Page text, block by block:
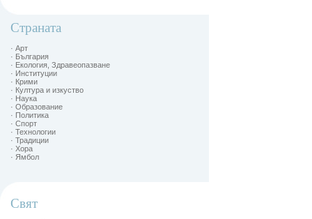
Страната
· Арт
· България
· Екология, Здравеопазване
· Институции
· Крими
· Култура и изкуство
· Наука
· Образование
· Политика
· Спорт
· Технологии
· Традиции
· Хора
· Ямбол
Свят